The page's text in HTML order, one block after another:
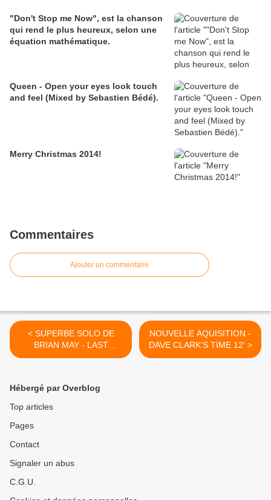
"Don't Stop me Now", est la chanson
qui rend le plus heureux, selon une
équation mathématique.
Queen - Open your eyes look touch
and feel (Mixed by Sebastien Bédé).
Merry Christmas 2014!
Commentaires
Ajouter un commentaire
< SUPERBE SOLO DE
BRIAN MAY - LAST
HORIZON
NOUVELLE AQUISITION -
DAVE CLARK'S TIME 12' >
Hébergé par Overblog
Top articles
Pages
Contact
Signaler un abus
C.G.U.